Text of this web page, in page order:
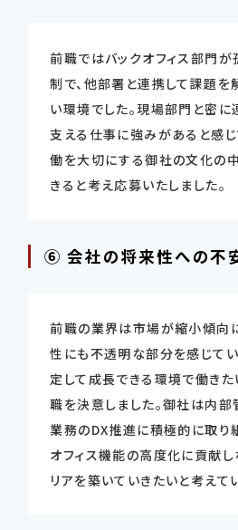
前職ではバックオフィス部門
制で、他部署と連携して課題
い環境でした。現場部門と密
支える仕事に強みがあると感じ
働を大切にする御社の文化の
きると考え応募いたしました。
⑥ 会社の将来性への不
前職の業界は市場が縮小傾向
性にも不透明な部分を感じて
定して成長できる環境で働き
職を決意しました。御社は内
業務のDX推進に積極的に取り
オフィス機能の高度化に貢献
リアを築いていきたいと考えて